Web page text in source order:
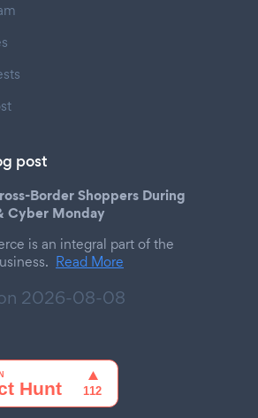
post
Border Shoppers During
Cyber Monday
is an integral part of the
Read More
2026-08-08